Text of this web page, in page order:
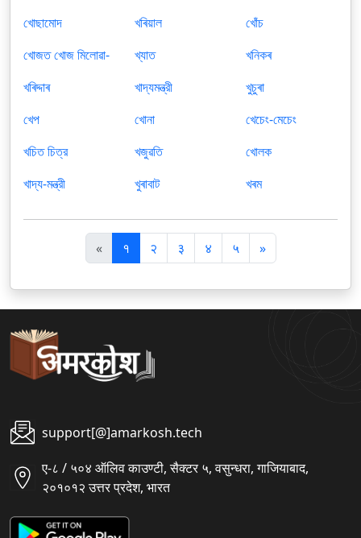
খোছামোদ
খোজত খোজ মিলোৱা-
খৰিদ্দাৰ
খেপ
খচিত চিত্র
খাদ্য-মন্ত্রী
খৰিয়াল
খ্যাত
খাদ্যমন্ত্রী
খোনা
খজুৱতি
খুৰাবাট
খোঁচ
খনিকৰ
খুচুৰা
খেচেং-মেচেং
খোলক
খৰম
«पि
छ
ला
१ २ ३ ४ ५ »अ
ग
ला
support[@]amarkosh.tech
ए-८ / ५०४ ऑलिव काउण्टी, सैक्टर ५, वसुन्धरा, गाजियाबाद,
२०१०१२ उत्तर प्रदेश, भारत